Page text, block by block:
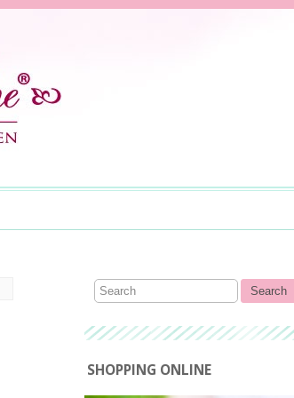
SHOPPING ONLINE